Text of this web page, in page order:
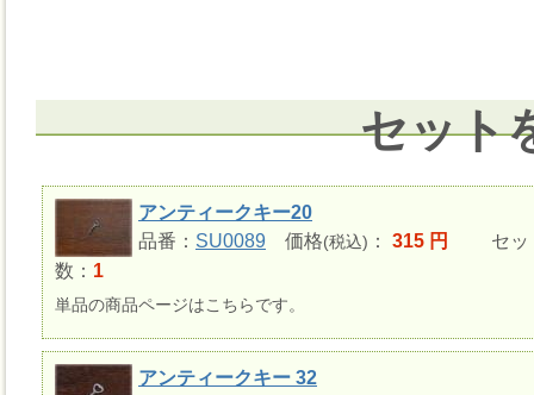
セット
アンティークキー20
品番： SU0089 価格(税込) ： 315 円
セッ
数： 1
単品の商品ページはこちらです。
アンティークキー 32